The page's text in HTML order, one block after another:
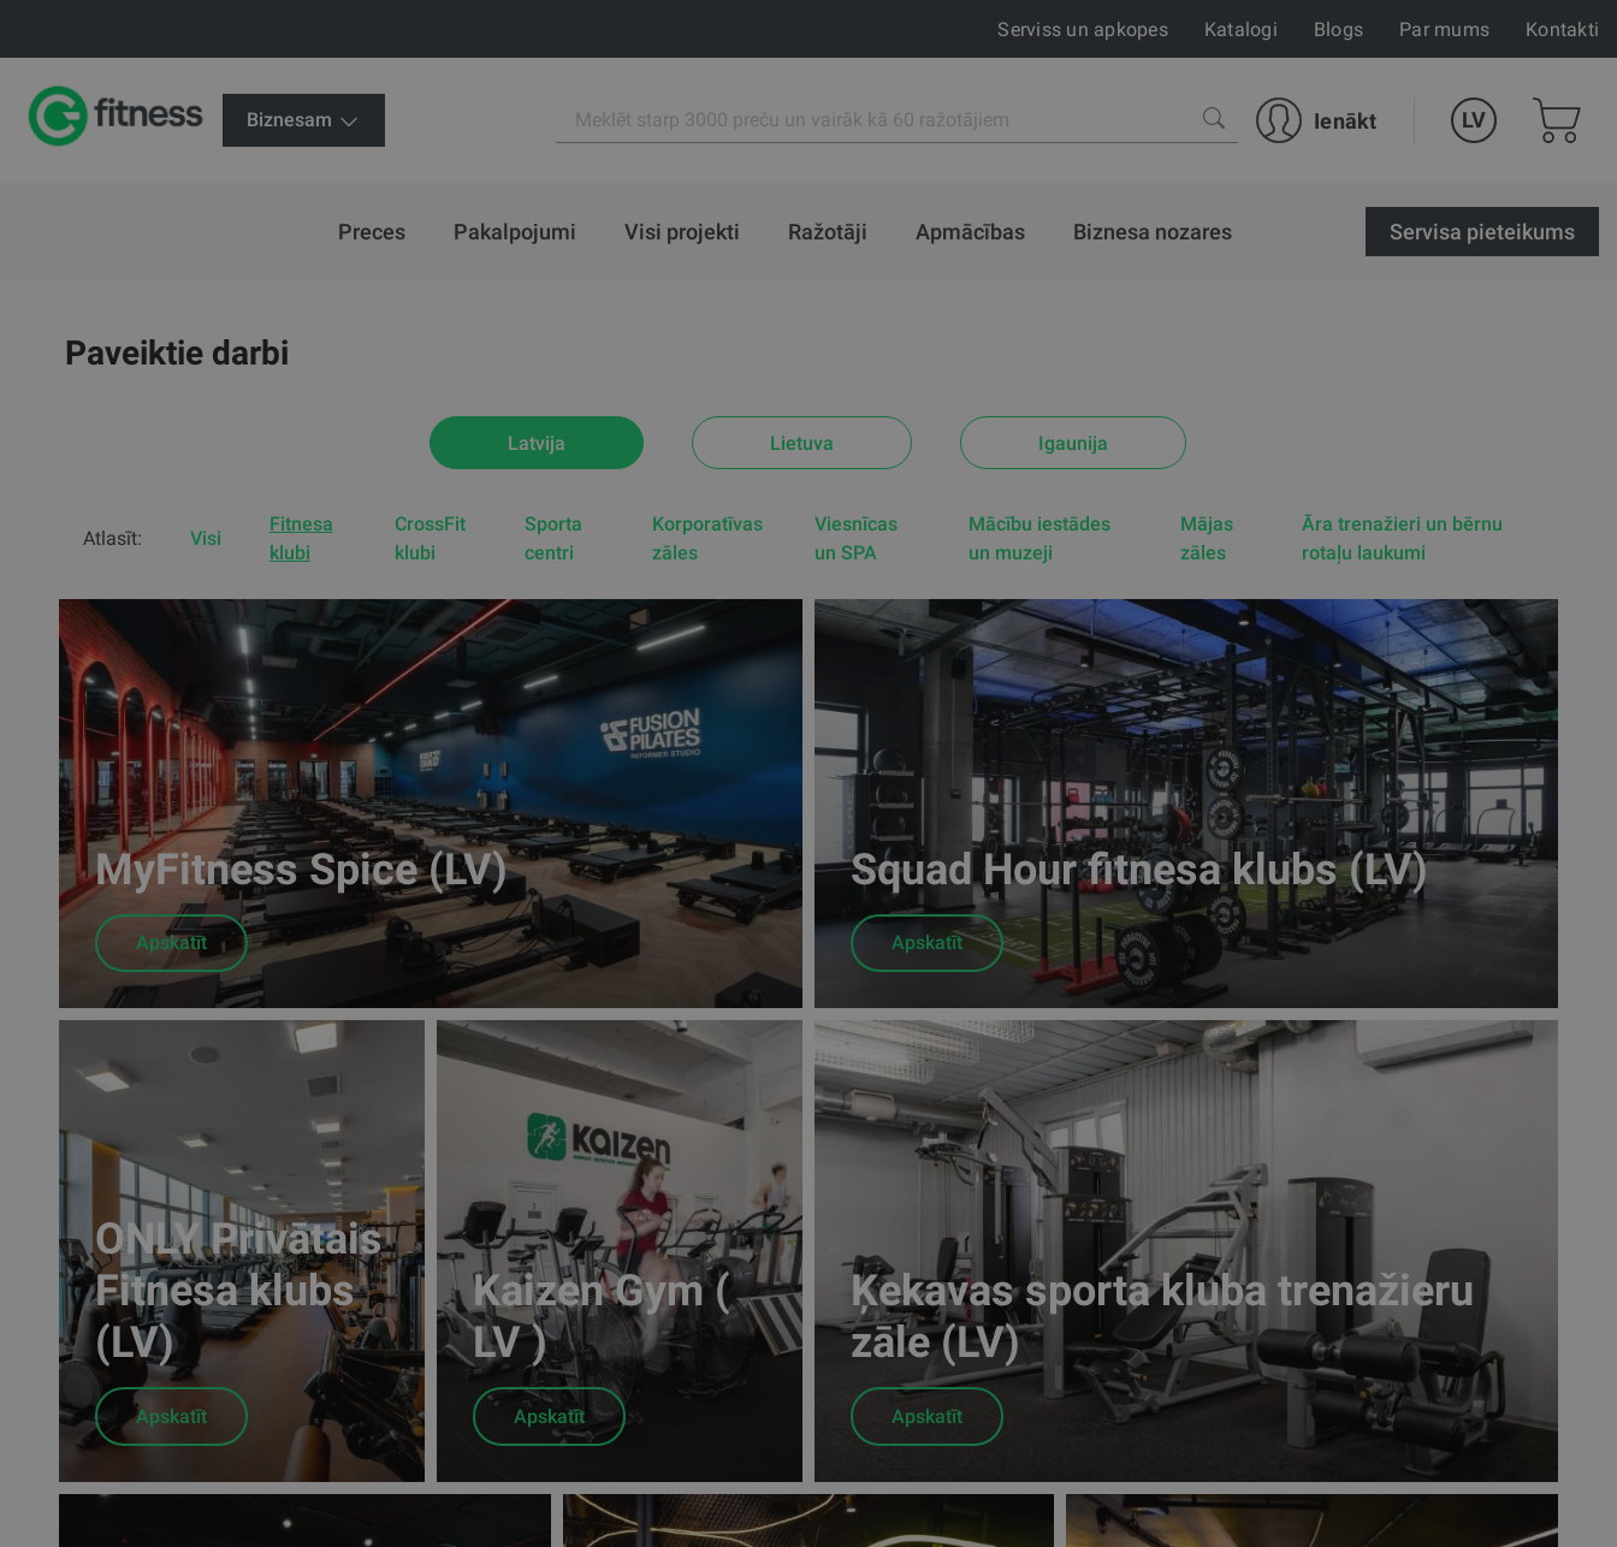
Serviss un apkopes Katalogi Blogs Par mums Kontakti
Biznesam Ienākt LV
Preces Pakalpojumi Visi projekti Ražotāji Apmācības Biznesa nozares Servisa pieteikums
Paveiktie darbi
Latvija Lietuva Igaunija
Atlasīt: Visi
Fitnesa
klubi
CrossFit
klubi
Sporta
centri
Korporatīvas
zāles
Viesnīcas
un SPA
Mācību iestādes
un muzeji
Mājas
zāles
Āra trenažieri un bērnu
rotaļu laukumi
MyFitness Spice (LV)
Apskatīt
Squad Hour fitnesa klubs (LV)
Apskatīt
ONLY Privātais
Fitnesa klubs
(LV)
Apskatīt
Kaizen Gym (
LV )
Apskatīt
Ķekavas sporta kluba trenažieru
zāle (LV)
Apskatīt